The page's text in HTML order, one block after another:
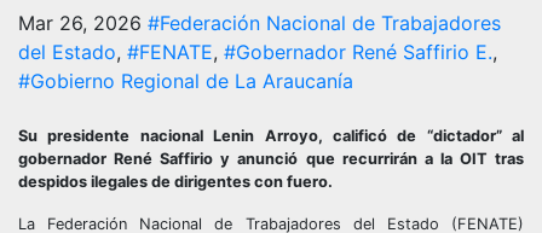
Mar 26, 2026 #Federación Nacional de Trabajadores
del Estado, #FENATE, #Gobernador René Saffirio E.,
#Gobierno Regional de La Araucanía
Su presidente nacional Lenin Arroyo, calificó de “dictador” al
gobernador René Saffirio y anunció que recurrirán a la OIT tras
despidos ilegales de dirigentes con fuero.
La Federación Nacional de Trabajadores del Estado (FENATE)